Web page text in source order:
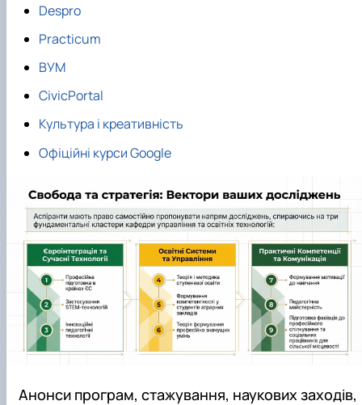
Despro
Practicum
ВУМ
CivicPortal
Культура і креативність
Офіційні курси Google
Анонси програм, стажування, наукових заходів,